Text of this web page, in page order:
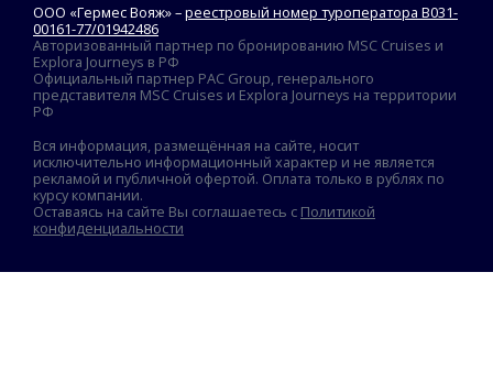
ООО «Гермес Вояж» –реестровый номер туроператора В031-
00161-77/01942486
Авторизованный партнер по бронированию MSC Cruises и
Explora Journeys в РФ
Официальный партнер PAC Group, генерального
представителя MSC Cruises и Explora Journeys на территории
РФ
Вся информация, размещённая на сайте, носит
исключительно информационный характер и не является
рекламой и публичной офертой. Оплата только в рублях по
курсу компании.
Оставаясь на сайте Вы соглашаетесь с Политикой
конфиденциальности